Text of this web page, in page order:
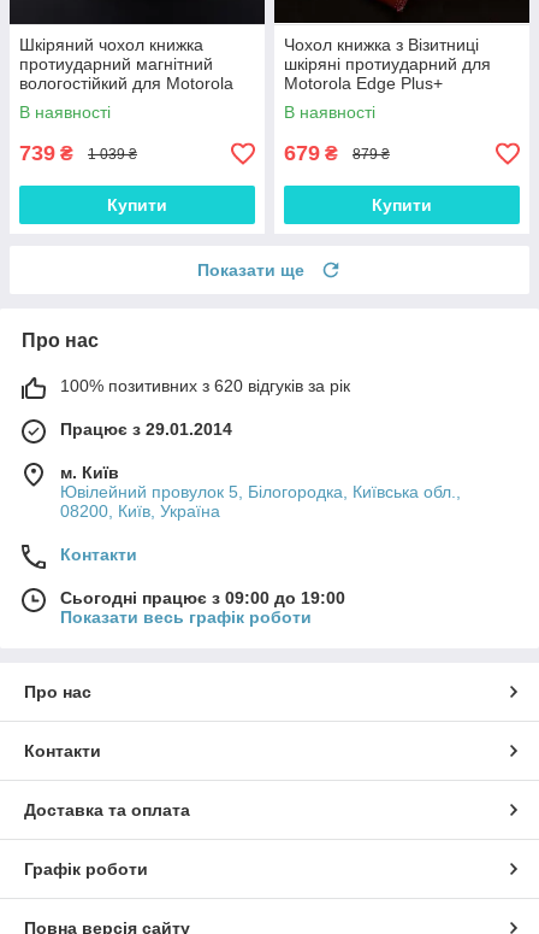
Шкіряний чохол книжка
протиударний магнітний
вологостійкий для Motorola
Edge Plus+ "VERSANO"
В наявності
739 ₴ 1 039 ₴
Купити
Чохол книжка з Візитниці
шкіряні протиударний для
Motorola Edge Plus+
"BENTYAGA"
В наявності
679 ₴ 879 ₴
Купити
Показати ще
Про нас
100% позитивних з 620 відгуків за рік
Працює з 29.01.2014
м. Київ
Ювілейний провулок 5, Білогородка, Київська обл.,
08200, Київ, Україна
Контакти
Сьогодні працює з 09:00 до 19:00
Показати весь графік роботи
Про нас
Контакти
Доставка та оплата
Графік роботи
Повна версія сайту